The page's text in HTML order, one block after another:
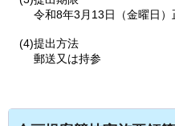
令和8年3月13日（金曜日）
(4)提出方法
郵送又は持参